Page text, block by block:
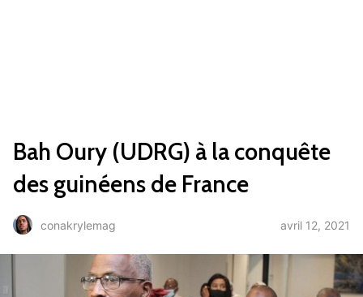
Bah Oury (UDRG) à la conquête
des guinéens de France
conakrylemag avril 12, 2021